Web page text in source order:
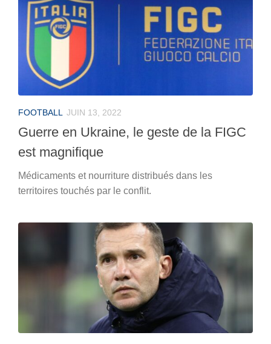
FOOTBALL JUIN 13, 2022
Guerre en Ukraine, le geste de la FIGC
est magnifique
Médicaments et nourriture distribués dans les
territoires touchés par le conflit.